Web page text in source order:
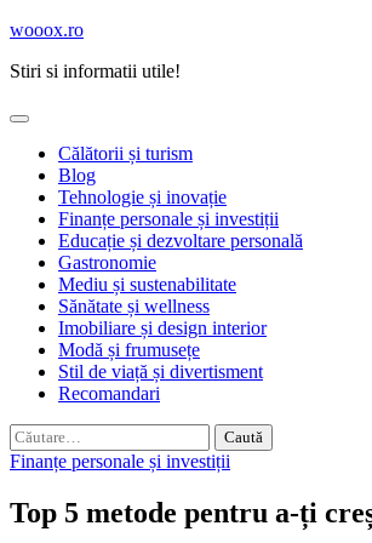
Skip
content
wooox.ro
Stiri si informatii utile!
Călătorii și turism
Blog
Tehnologie și inovație
Finanțe personale și investiții
Educație și dezvoltare personală
Gastronomie
Mediu și sustenabilitate
Sănătate și wellness
Imobiliare și design interior
Modă și frumusețe
Stil de viață și divertisment
Recomandari
Caută
după:
Finanțe personale și investiții
Top 5 metode pentru a-ți